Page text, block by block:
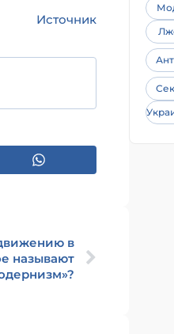
Источник
в
называют